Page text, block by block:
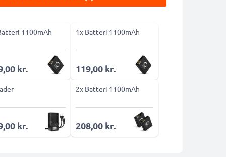
1100mAh
kr.
1x Batteri 1100mAh
119,00 kr.
kr.
2x Batteri 1100mAh
208,00 kr.